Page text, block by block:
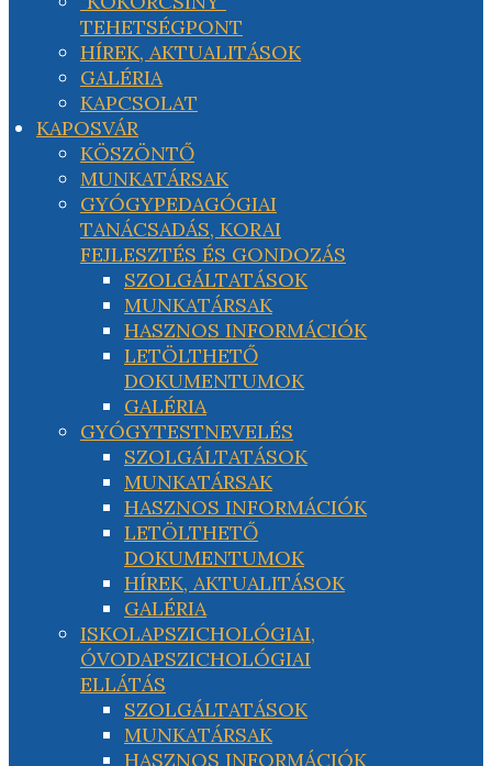
TEHETSÉGPONT
HÍREK, AKTUALITÁSOK
GALÉRIA
KAPCSOLAT
KAPOSVÁR
KÖSZÖNTŐ
MUNKATÁRSAK
GYÓGYPEDAGÓGIAI
TANÁCSADÁS, KORAI
FEJLESZTÉS ÉS GONDOZÁS
SZOLGÁLTATÁSOK
MUNKATÁRSAK
HASZNOS INFORMÁCIÓK
LETÖLTHETŐ
DOKUMENTUMOK
GALÉRIA
GYÓGYTESTNEVELÉS
SZOLGÁLTATÁSOK
MUNKATÁRSAK
HASZNOS INFORMÁCIÓK
LETÖLTHETŐ
DOKUMENTUMOK
HÍREK, AKTUALITÁSOK
GALÉRIA
ISKOLAPSZICHOLÓGIAI,
ÓVODAPSZICHOLÓGIAI
ELLÁTÁS
SZOLGÁLTATÁSOK
MUNKATÁRSAK
HASZNOS INFORMÁCIÓK